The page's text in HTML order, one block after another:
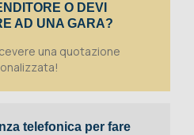
O DEVI
AD UNA GARA?
una quotazione
telefonica per fare